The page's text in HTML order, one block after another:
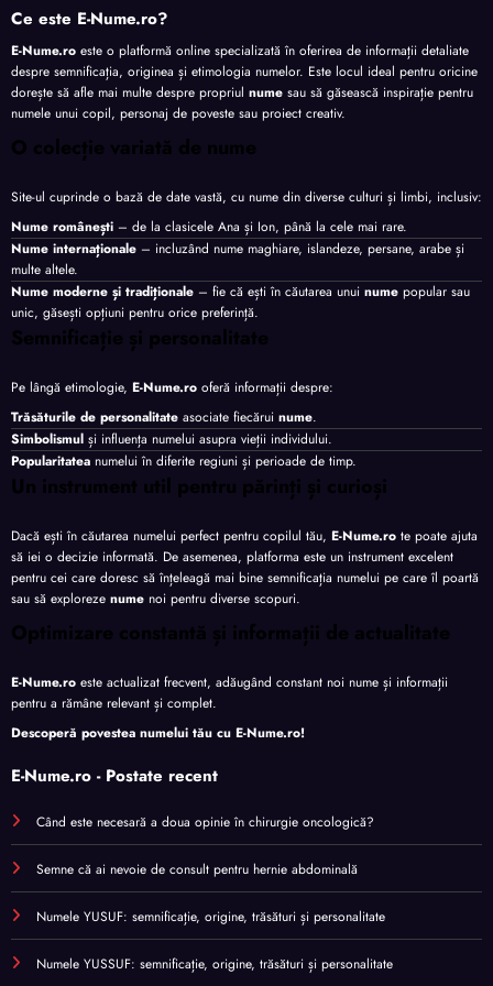
Ce este E-Nume.ro?
E-Nume.ro este o platformă online specializată în oferirea de informații detaliate
despre semnificația, originea și etimologia numelor. Este locul ideal pentru oricine
dorește să afle mai multe despre propriul nume sau să găsească inspirație pentru
numele unui copil, personaj de poveste sau proiect creativ.
O colecție variată de nume
Site-ul cuprinde o bază de date vastă, cu nume din diverse culturi și limbi, inclusiv:
Nume românești – de la clasicele Ana și Ion, până la cele mai rare.
Nume internaționale – incluzând nume maghiare, islandeze, persane, arabe și
multe altele.
Nume moderne și tradiționale – fie că ești în căutarea unui nume popular sau
unic, găsești opțiuni pentru orice preferință.
Semnificație și personalitate
Pe lângă etimologie, E-Nume.ro oferă informații despre:
Trăsăturile de personalitate asociate fiecărui nume.
Simbolismul și influența numelui asupra vieții individului.
Popularitatea numelui în diferite regiuni și perioade de timp.
Un instrument util pentru părinți și curioși
Dacă ești în căutarea numelui perfect pentru copilul tău, E-Nume.ro te poate ajuta
să iei o decizie informată. De asemenea, platforma este un instrument excelent
pentru cei care doresc să înțeleagă mai bine semnificația numelui pe care îl poartă
sau să exploreze nume noi pentru diverse scopuri.
Optimizare constantă și informații de actualitate
E-Nume.ro este actualizat frecvent, adăugând constant noi nume și informații
pentru a rămâne relevant și complet.
Descoperă povestea numelui tău cu E-Nume.ro!
E-Nume.ro - Postate recent
Când este necesară a doua opinie în chirurgie oncologică?
Semne că ai nevoie de consult pentru hernie abdominală
Numele YUSUF: semnificație, origine, trăsături și personalitate
Numele YUSSUF: semnificație, origine, trăsături și personalitate